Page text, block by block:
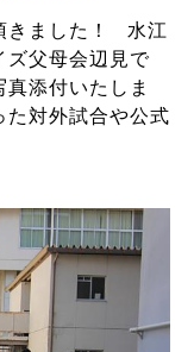
きました！ 水江
ズ父母会辺見で
添付いたしま
た対外試合や公式